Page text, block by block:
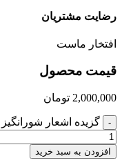
رضایت مشتریان
افتخار ماست
قیمت محصول
2,000,000 تومان
- گزیده اشعار
افزودن به سبد خرید